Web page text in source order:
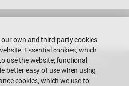
our own and third-party cookies
Essential cookies, which
use the website; functional
better easy of use when using
cookies, which we use to
Superior Politécnica del Litoral
Galindo Campus
- Ecuador